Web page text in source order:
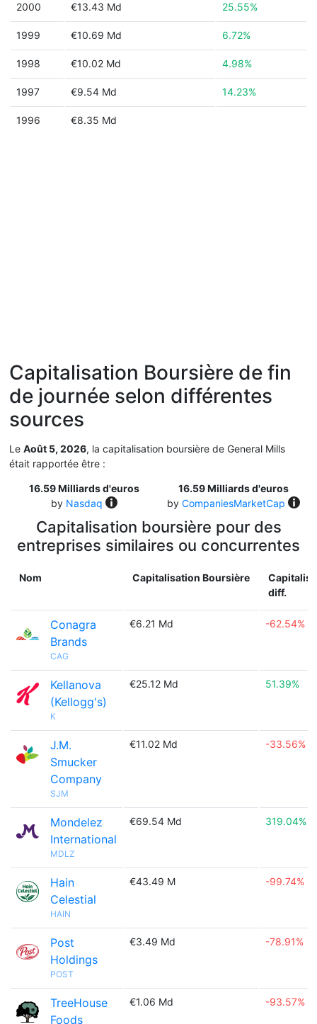
2000 €13.43 Md 25.55%
1999 €10.69 Md 6.72%
1998 €10.02 Md 4.98%
1997 €9.54 Md 14.23%
1996 €8.35 Md
Capitalisation Boursière de fin
de journée selon différentes
sources
Le Août 5, 2026, la capitalisation boursière de General Mills
était rapportée être :
16.59 Milliards d'euros
by Nasdaq
16.59 Milliards d'euros
by CompaniesMarketCap
Capitalisation boursière pour des
entreprises similaires ou concurrentes
Nom Capitalisation Boursière
diff.
Conagra
Brands
CAG
€6.21 Md -62.54%
Kellanova
(Kellogg's)
K
€25.12 Md 51.39%
J.M.
Smucker
Company
SJM
€11.02 Md -33.56%
Mondelez
International
MDLZ
€69.54 Md 319.04%
Hain
Celestial
HAIN
€43.49 M -99.74%
Post
Holdings
POST
€3.49 Md -78.91%
TreeHouse
Foods
€1.06 Md -93.57%